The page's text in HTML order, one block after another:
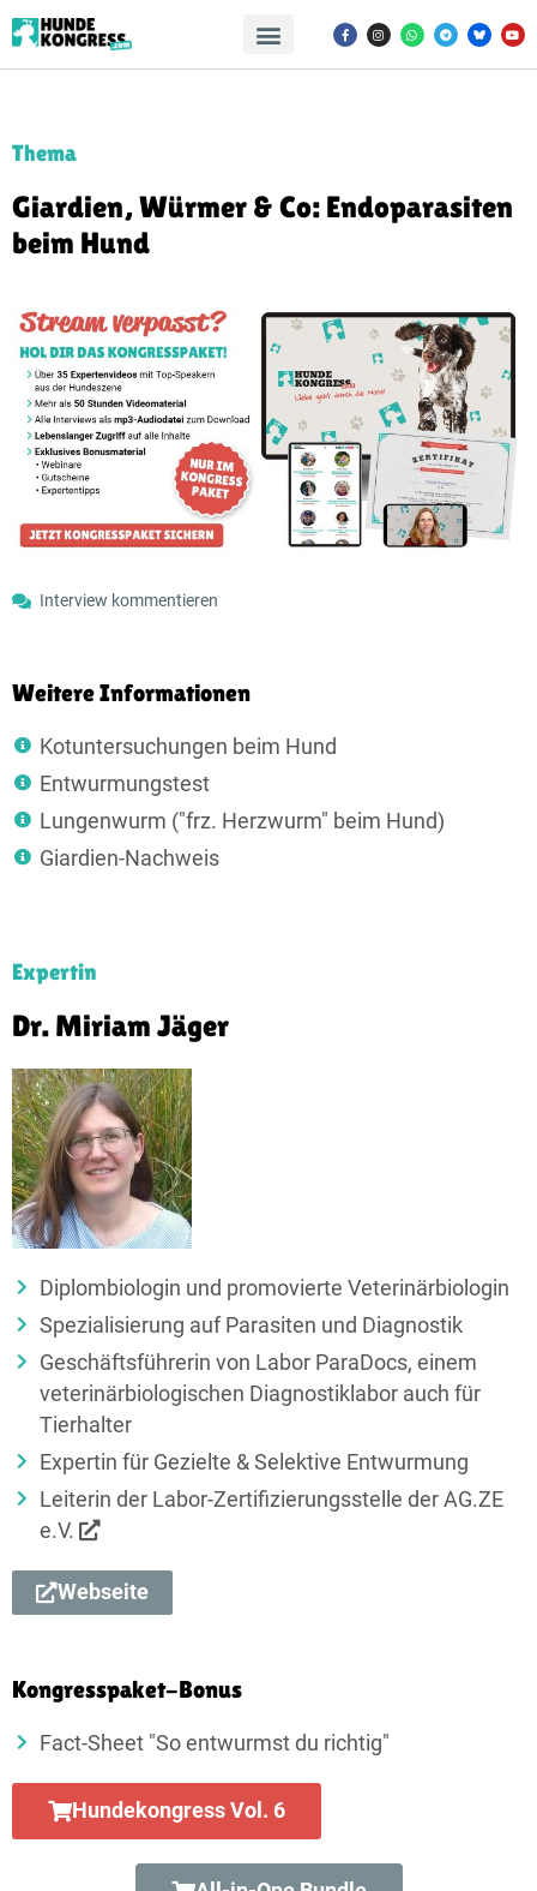
Thema
Giardien, Würmer & Co: Endoparasiten
beim Hund
Interview kommentieren
Weitere Informationen
Kotuntersuchungen beim Hund
Entwurmungstest
Lungenwurm ("frz. Herzwurm" beim Hund)
Giardien-Nachweis
Expertin
Dr. Miriam Jäger
Diplombiologin und promovierte Veterinär­biologin
Spezialisierung auf Parasiten und Diagnostik
Geschäftsführerin von Labor ParaDocs, einem
veterinär­biologischen Diagnostik­labor auch für
Tierhalter
Expertin für Gezielte & Selektive Entwurmung
Leiterin der Labor-Zertifizierungs­stelle der AG.ZE
e.V.
Webseite
Kongresspaket-Bonus
Fact-Sheet "So entwurmst du richtig"
Hundekongress Vol. 6